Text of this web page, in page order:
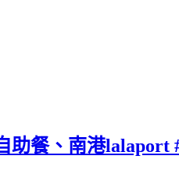
餐、南港lalaport